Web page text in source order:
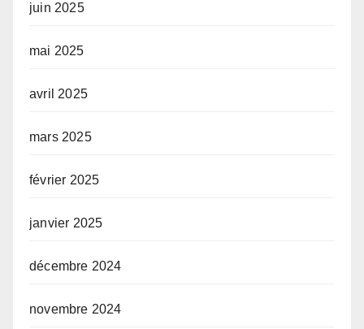
juin 2025
mai 2025
avril 2025
mars 2025
février 2025
janvier 2025
décembre 2024
novembre 2024